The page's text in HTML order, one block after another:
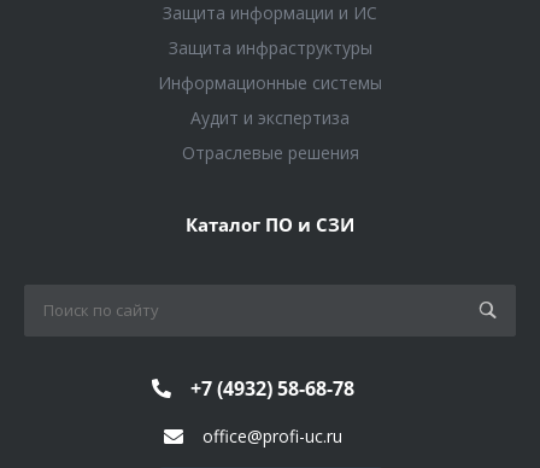
Защита информации и ИС
Защита инфраструктуры
Информационные системы
Аудит и экспертиза
Отраслевые решения
Каталог ПО и СЗИ
+7 (4932) 58-68-78
office@profi-uc.ru